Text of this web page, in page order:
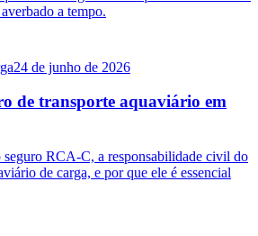
a tempo.
24 de junho de 2026
de transporte aquaviário em
seguro RCA-C, a responsabilidade civil do
de carga, e por que ele é essencial